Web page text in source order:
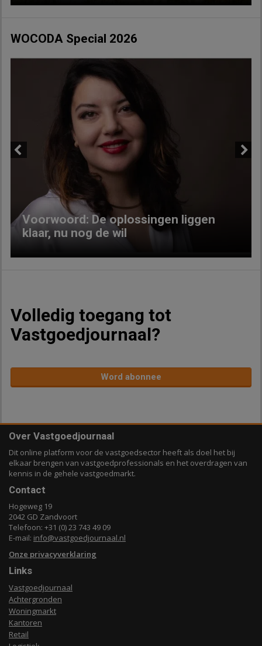
WOCODA Special 2026
Voorwoord: De oplossingen liggen
klaar, nu nog de wil
Volledig toegang tot
Vastgoedjournaal?
Word abonnee
Over Vastgoedjournaal
Dit online platform voor de vastgoedsector heeft als doel het bij
elkaar brengen van vastgoedprofessionals en het overdragen van
kennis in de gehele vastgoedmarkt.
Contact
Hogeweg 19
2042 GD Zandvoort
Telefoon: +31 (0) 23 743 49 09
E-mail: info@vastgoedjournaal.nl
Onze privacyverklaring
Links
Vastgoedjournaal
Achtergronden
Woningmarkt
Kantoren
Retail